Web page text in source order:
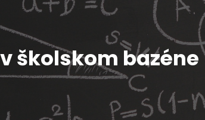
školskom bazéne